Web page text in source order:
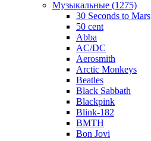
Музыкальные (1275)
30 Seconds to Mars
50 cent
Abba
AC/DC
Aerosmith
Arctic Monkeys
Beatles
Black Sabbath
Blackpink
Blink-182
BMTH
Bon Jovi